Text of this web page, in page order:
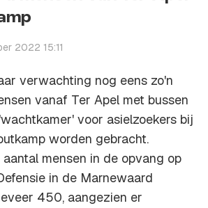
2022 15:11
verwachting nog eens zo'n
vanaf Ter Apel met bussen
voor asielzoekers bij
worden gebracht.
mensen in de opvang op
in de Marnewaard
450, aangezien er